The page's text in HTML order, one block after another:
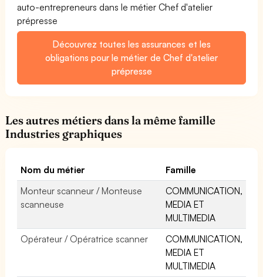
auto-entrepreneurs dans le métier Chef d'atelier
prépresse
Découvrez toutes les assurances et les
obligations pour le métier de Chef d'atelier
prépresse
Les autres métiers dans la même famille
Industries graphiques
Nom du métier
Famille
Monteur scanneur / Monteuse
scanneuse
COMMUNICATION,
MEDIA ET
MULTIMEDIA
Opérateur / Opératrice scanner
COMMUNICATION,
MEDIA ET
MULTIMEDIA